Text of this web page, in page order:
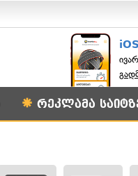
iOS
რეკლამა